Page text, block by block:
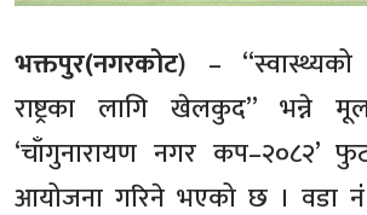
भक्तपुर(नगरकोट) –
राष्ट्रका लागि खेलकुद” भन्ने
‘चाँगुनारायण नगर कप–२०८२’
आयोजना गरिने भएको छ । वडा